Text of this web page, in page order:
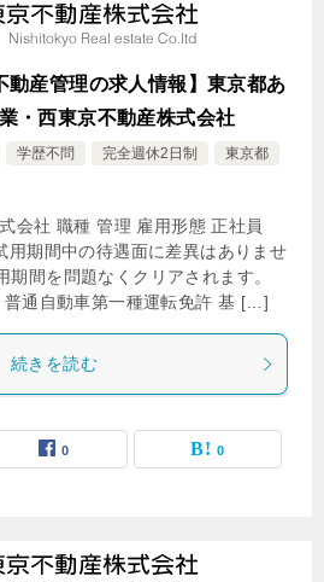
動産管理の求人情報】東京都あ
・西東京不動産株式会社
学歴不問 完全週休2日制
東京都
会社 職種 管理 雇用形態 正社員
用期間中の待遇面に差異はありませ
期間を問題なくクリアされます。
普通自動車第一種運転免許 基 […]
続きを読む
0 0